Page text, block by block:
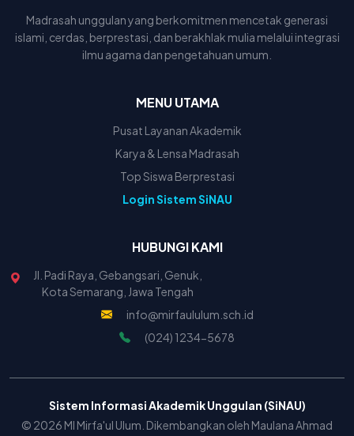
Madrasah unggulan yang berkomitmen mencetak generasi
islami, cerdas, berprestasi, dan berakhlak mulia melalui integrasi
ilmu agama dan pengetahuan umum.
MENU UTAMA
Pusat Layanan Akademik
Karya & Lensa Madrasah
Top Siswa Berprestasi
Login Sistem SiNAU
HUBUNGI KAMI
Jl. Padi Raya, Gebangsari, Genuk,
Kota Semarang, Jawa Tengah
info@mirfaululum.sch.id
(024) 1234-5678
Sistem Informasi Akademik Unggulan (SiNAU)
© 2026 MI Mirfa'ul Ulum. Dikembangkan oleh Maulana Ahmad